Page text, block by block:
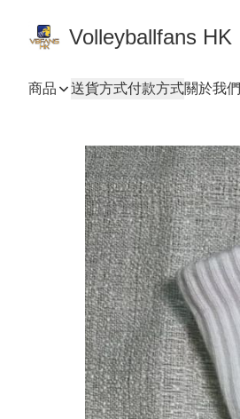
Volleyballfans HK
商品 送貨方式付款方式關於我們